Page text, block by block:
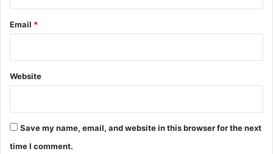
Email *
Website
Save my name, email, and website in this browser for the next
time I comment.